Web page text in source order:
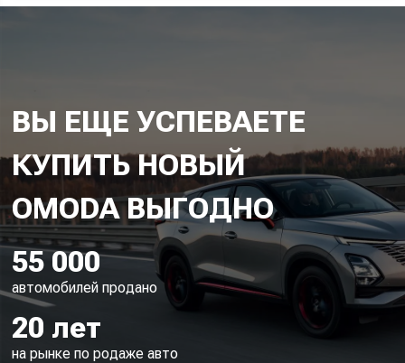
ВЫ ЕЩЕ УСПЕВАЕТЕ
КУПИТЬ НОВЫЙ
OMODA ВЫГОДНО
55 000
автомобилей продано
20 лет
на рынке по родаже авто